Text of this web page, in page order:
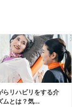
らリハビリをする介
ムとは？気...